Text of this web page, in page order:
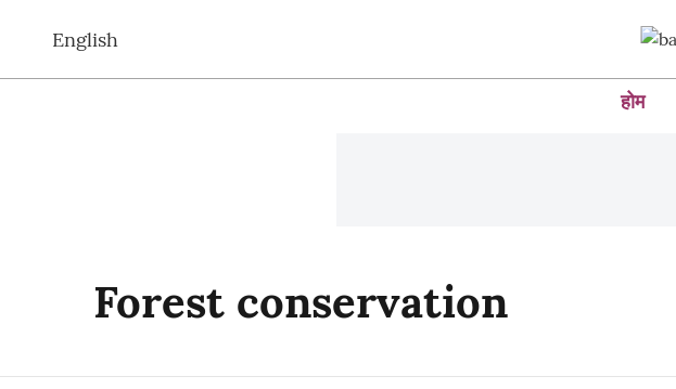
English
होम
Forest conservation